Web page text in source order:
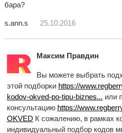
бара?
s.ann.s 25.10.2016
Максим Правдин
Вы можете выбрать
этой подборки https://
kodov-okved-po-tipu-biznes... или
консультацию https://
OKVED К сожалению, в рамках
индивидуальный подбор кодов